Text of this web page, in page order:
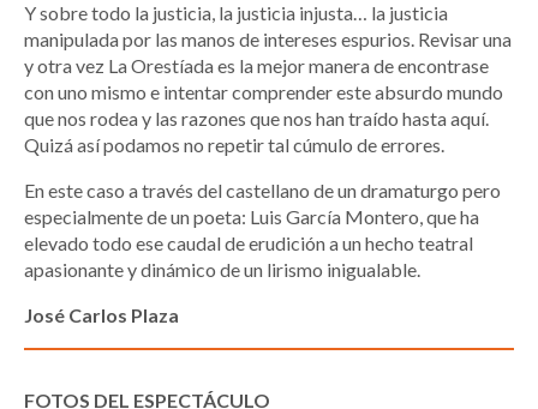
Y sobre todo la justicia, la justicia injusta… la justicia
manipulada por las manos de intereses espurios. Revisar una
y otra vez La Orestíada es la mejor manera de encontrase
con uno mismo e intentar comprender este absurdo mundo
que nos rodea y las razones que nos han traído hasta aquí.
Quizá así podamos no repetir tal cúmulo de errores.
En este caso a través del castellano de un dramaturgo pero
especialmente de un poeta: Luis García Montero, que ha
elevado todo ese caudal de erudición a un hecho teatral
apasionante y dinámico de un lirismo inigualable.
José Carlos Plaza
FOTOS DEL ESPECTÁCULO